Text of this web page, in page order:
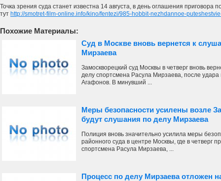
Точка зрения суда станет известна 14 августа, в день оглашения приговора
тут http://smotret-film-online.info/kino/fentezi/985-hobbit-nezhdannoe-
Похожие Материалы:
Суд в Москве вновь вернется к
Мирзаева
Замоскворецкий суд Москвы в четверг вновь
делу спортсмена Расула Мирзаева, после удара
Агафонов. В минувший ...
Меры безопасности усилены возле
будут слушания по делу Мирзаева
Полиция вновь значительно усилила меры
районного суда в центре Москвы, где в четверг
спортсмена Расула Мирзаева, ...
Процесс по делу Мирзаева отложен